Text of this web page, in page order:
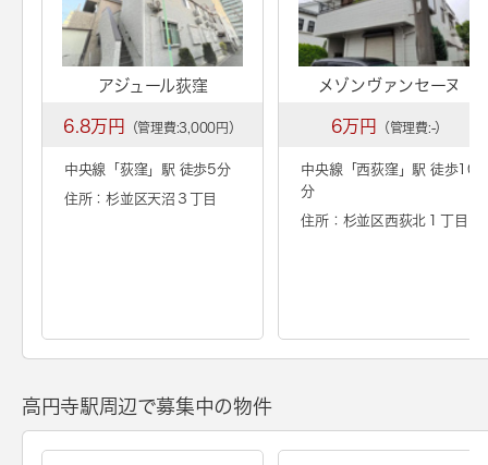
アジュール荻窪
6.8万円 （管理費:3,000円）
中央線「 荻窪 」駅 徒歩5分
住所：杉並区天沼３丁目
メゾンヴァンセーヌ
6万円 （管理費:-）
中央線「西荻窪 」駅 徒歩10
分
住所：杉並区西荻北１丁目
高円寺駅周辺で募集中の物件